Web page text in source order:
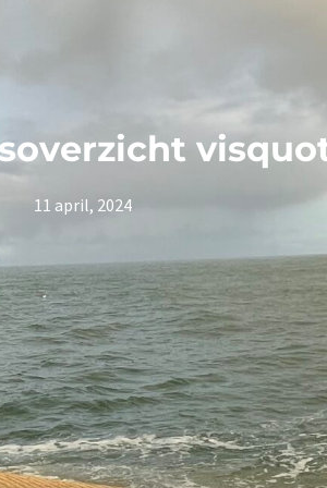
11 april, 2024